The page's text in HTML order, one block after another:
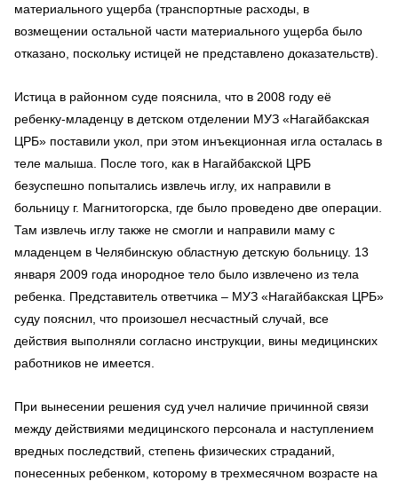
материального ущерба (транспортные расходы, в
возмещении остальной части материального ущерба было
отказано, поскольку истицей не представлено доказательств).
Истица в районном суде пояснила, что в 2008 году её
ребенку-младенцу в детском отделении МУЗ «Нагайбакская
ЦРБ» поставили укол, при этом инъекционная игла осталась в
теле малыша. После того, как в Нагайбакской ЦРБ
безуспешно попытались извлечь иглу, их направили в
больницу г. Магнитогорска, где было проведено две операции.
Там извлечь иглу также не смогли и направили маму с
младенцем в Челябинскую областную детскую больницу. 13
января 2009 года инородное тело было извлечено из тела
ребенка. Представитель ответчика – МУЗ «Нагайбакская ЦРБ»
суду пояснил, что произошел несчастный случай, все
действия выполняли согласно инструкции, вины медицинских
работников не имеется.
При вынесении решения суд учел наличие причинной связи
между действиями медицинского персонала и наступлением
вредных последствий, степень физических страданий,
понесенных ребенком, которому в трехмесячном возрасте на